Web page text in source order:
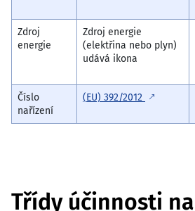
Zdroj
energie
Zdroj energie
(elektřina nebo plyn)
udává ikona
Číslo
nařízení
(EU) 392/2012
Třídy účinnosti na